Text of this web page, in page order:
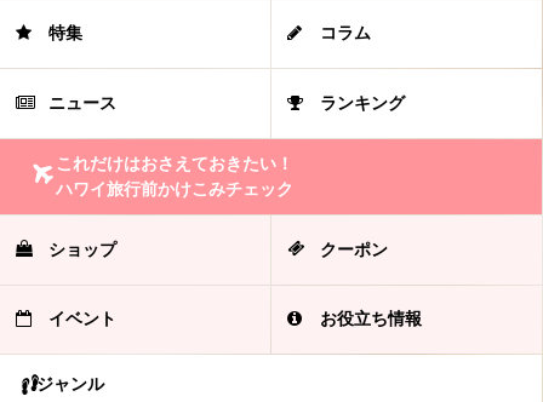
特集 コラム
ニュース ランキング
これだけはおさえておきたい！
ハワイ旅行前かけこみチェック
ショップ クーポン
イベント お役立ち情報
ジャンル